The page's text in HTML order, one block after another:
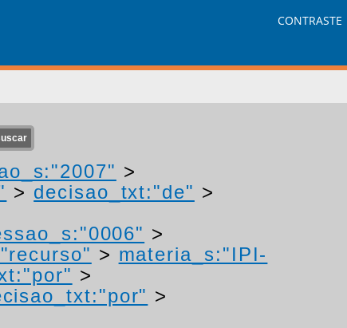
CONTRASTE
>
> decisao_txt:"de" >
>
> materia_s:"IPI-
>
>